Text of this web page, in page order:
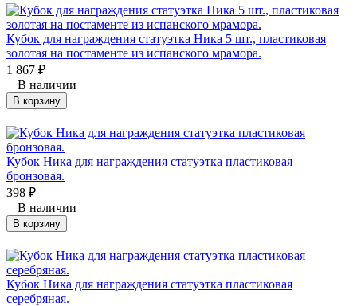
Кубок для награждения статуэтка Ника 5 шт., пластиковая
золотая на постаменте из испанского мрамора.
1 867 ₽
В наличии
В корзину
Кубок Ника для награждения статуэтка пластиковая
бронзовая.
398 ₽
В наличии
В корзину
Кубок Ника для награждения статуэтка пластиковая
серебряная.